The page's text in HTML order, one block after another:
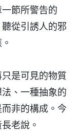
節所警告的
聽從引誘人的邪
是可見的物質
、一種抽象的
非的構成。今
老說。